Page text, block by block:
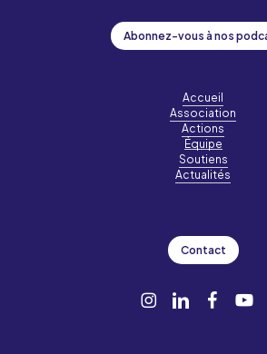
Abonnez-vous à nos
Accueil
Association
Actions
Équipe
Soutiens
Actualités
Contact